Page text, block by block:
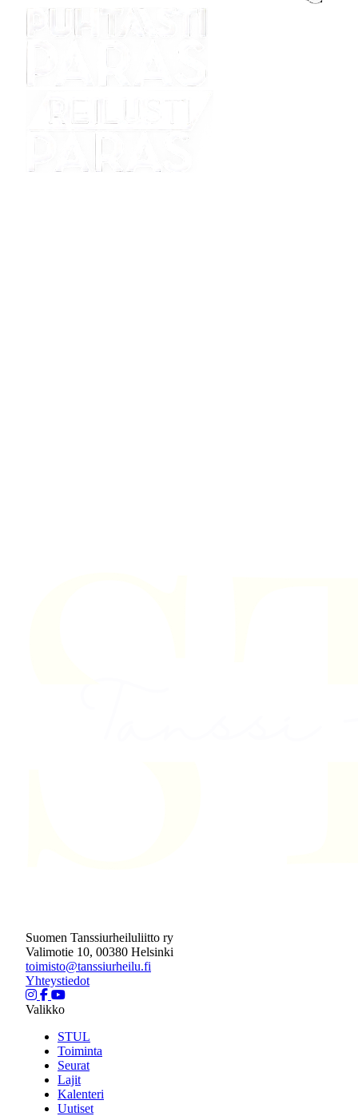
Suomen Tanssiurheiluliitto ry
Valimotie 10, 00380 Helsinki
toimisto@tanssiurheilu.fi
Yhteystiedot
Valikko
STUL
Toiminta
Seurat
Lajit
Kalenteri
Uutiset